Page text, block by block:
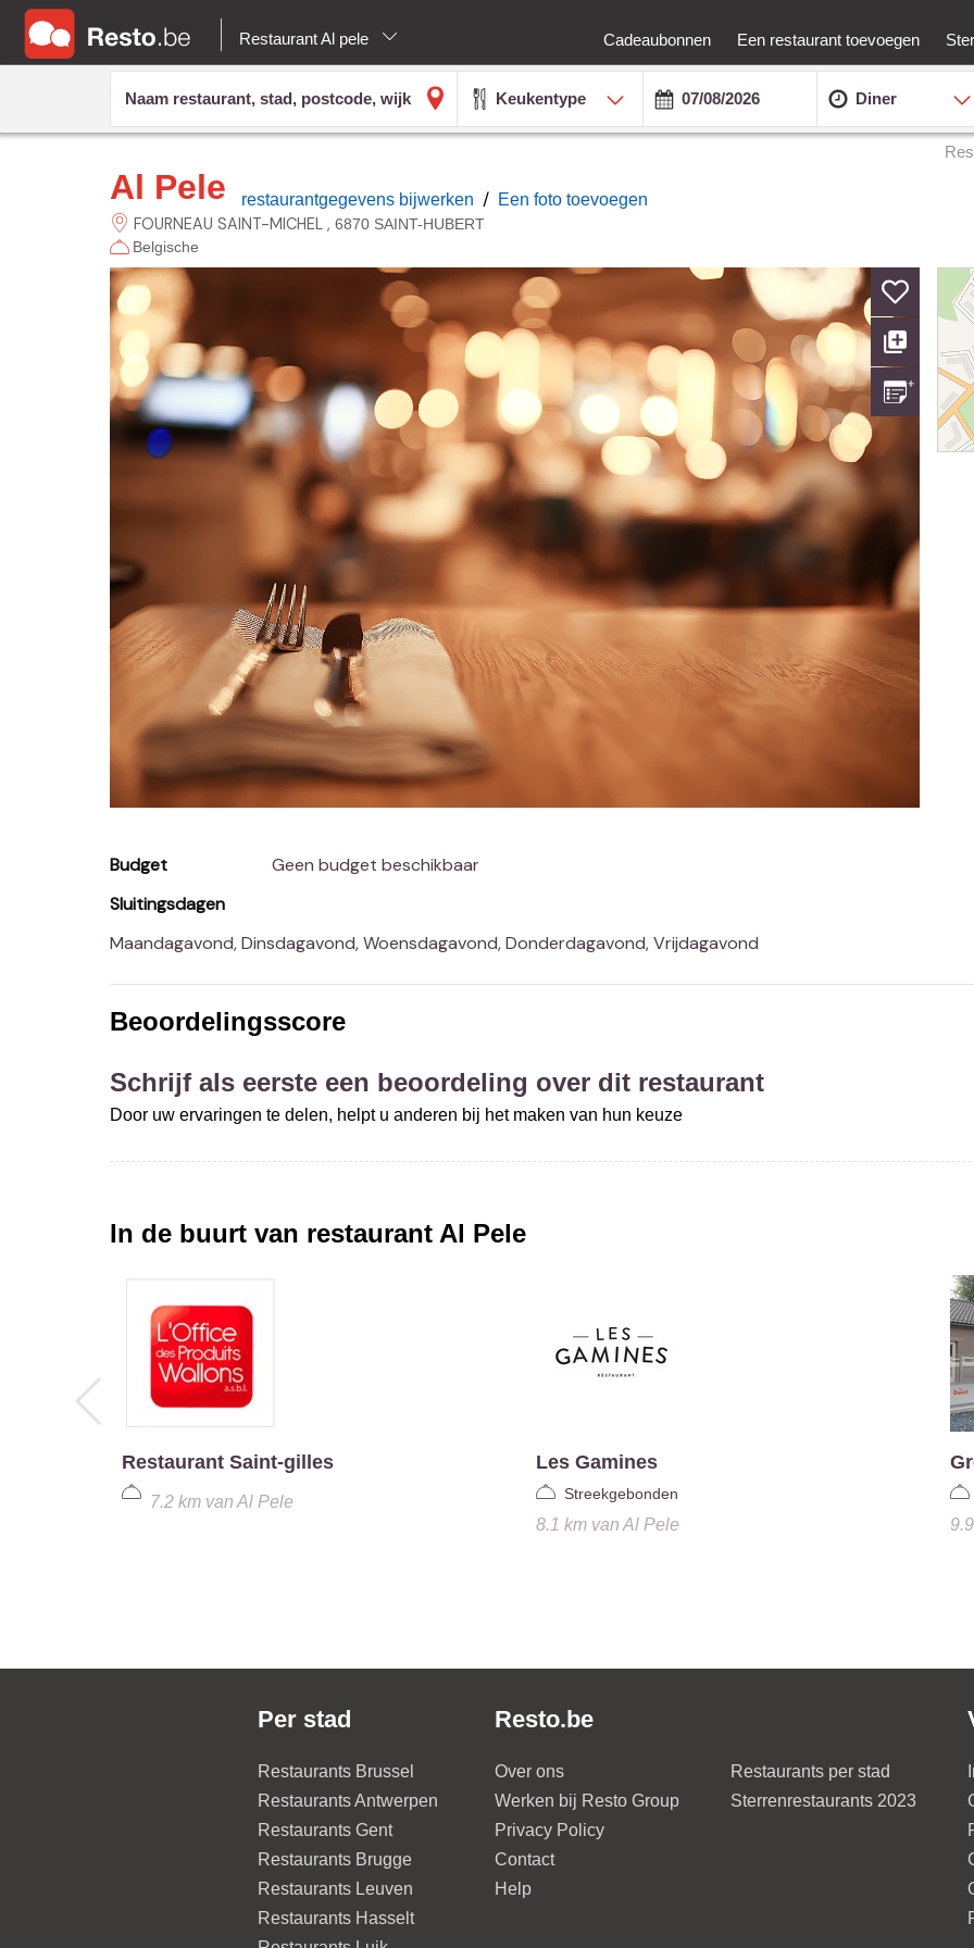
Restaurant Al pele Cadeaubonnen Een restaurant toevoegen
Keukentype Diner
Al Pele restaurantgegevens bijwerken / Een foto toevoegen
FOURNEAU SAINT-MICHEL
6870 SAINT-HUBERT
Belgische
Budget
Geen budget beschikbaar
Sluitingsdagen
Maandagavond, Dinsdagavond, Woensdagavond, Donderdagavond, Vrijdagavond
Beoordelingsscore
Schrijf als eerste een beoordeling over dit restaurant
Door uw ervaringen te delen, helpt u anderen bij het maken van hun keuze
In de buurt van restaurant Al Pele
Restaurant Saint-gilles
7.2 kmvan Al Pele
Les Gamines
Streekgebonden
8.1 kmvan Al Pele
Per stad
Restaurants Brussel
Restaurants Antwerpen
Restaurants Gent
Restaurants Brugge
Restaurants Leuven
Restaurants Hasselt
Resto.be
Over ons
Werken bij Resto Group
Privacy Policy
Contact
Help
Restaurants per stad
Sterrenrestaurants 2023